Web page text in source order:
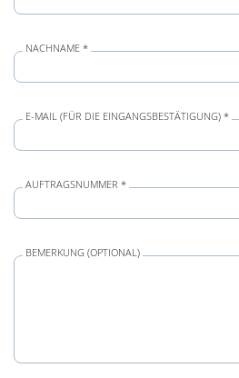
NACHNAME *
E-MAIL (FÜR DIE EINGANGSBESTÄTIGUNG) *
AUFTRAGSNUMMER *
BEMERKUNG (OPTIONAL)